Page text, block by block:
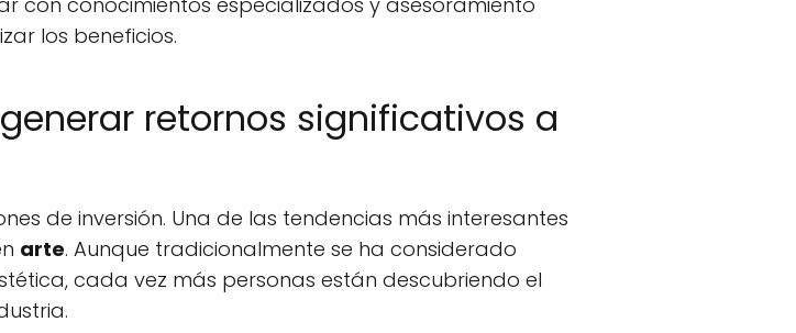
los beneficios.
retornos significativos a
de inversión. Una de las tendencias más interesantes
arte. Aunque tradicionalmente se ha considerado
cada vez más personas están descubriendo el